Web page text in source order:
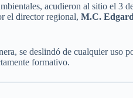
acudieron al sitio el 3
el director regional, M.C.
se deslindó de cualquier uso
formativo.